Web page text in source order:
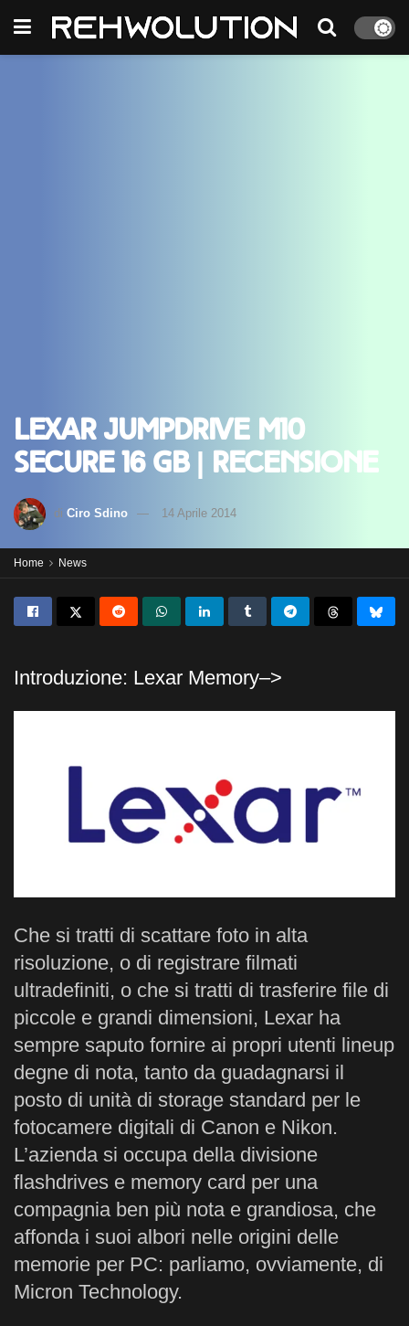
Lexar Jumpdrive M10
Secure 16 GB | Recensione
di Ciro Sdino 14 Aprile 2014
Home News
Introduzione: Lexar Memory–>
Che si tratti di scattare foto in alta
risoluzione, o di registrare filmati
ultradefiniti, o che si tratti di trasferire file di
piccole e grandi dimensioni, Lexar ha
sempre saputo fornire ai propri utenti lineup
degne di nota, tanto da guadagnarsi il
posto di unità di storage standard per le
fotocamere digitali di Canon e Nikon.
L’azienda si occupa della divisione
flashdrives e memory card per una
compagnia ben più nota e grandiosa, che
affonda i suoi albori nelle origini delle
memorie per PC: parliamo, ovviamente, di
Micron Technology.